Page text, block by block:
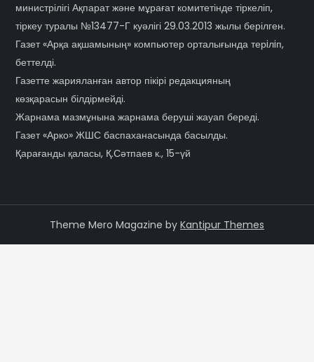
министрілігі Ақпарат және мұрағат комитетінде тіркеліп,
тіркеу туралы №13477-Г куәлігі 29.03.2013 жылы берілген.
Газет «Арқа ақшамының» компьютер орталығында терiлiп,
беттелді.
Газетте жарияланған автор пікірі редакцияның
көзқарасын білдірмейді.
Жарнама мазмұнына жарнама беруші жауап береді.
Газет «Арко» ЖШС баспаханасында басылды.
Қарағанды қаласы, Қ.Сәтпаев к., 15-үй
Theme Mero Magazine by Kantipur Themes